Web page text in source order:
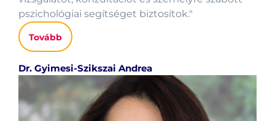
pszichológiai segítséget biztosítok."
Tovább
Dr. Gyimesi-Szikszai Andrea